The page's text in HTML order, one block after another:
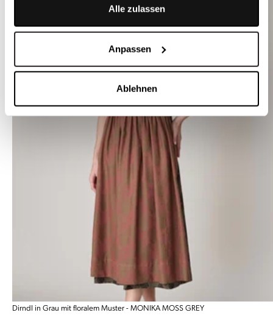
Alle zulassen
Anpassen
Ablehnen
Dirndl in Grau mit floralem Muster - MONIKA MOSS GREY